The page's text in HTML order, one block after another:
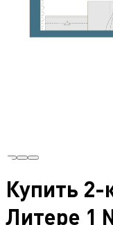
Купить 2-
Литере 1